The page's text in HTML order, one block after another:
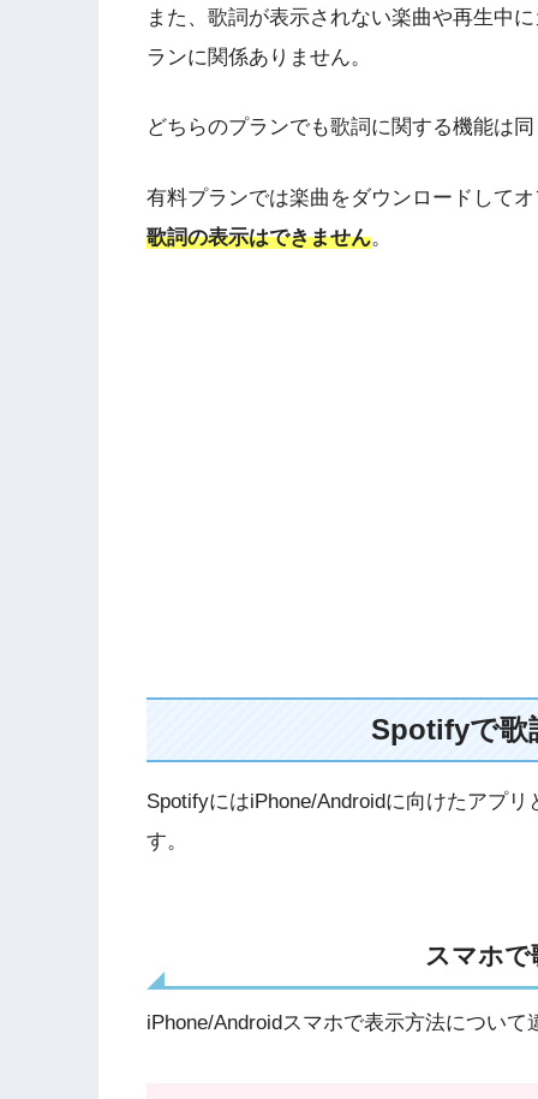
また、歌詞が表示されない楽曲や再生中
ランに関係ありません。
どちらのプランでも歌詞に関する機能は
有料プランでは楽曲をダウンロードして
歌詞の表示はできません。
Spotifyで歌
SpotifyにはiPhone/Androidに向けたアプ
す。
スマホで
iPhone/Androidスマホで表示方法について